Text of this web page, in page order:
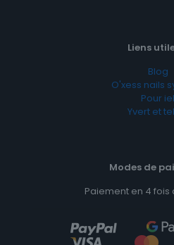
Liens
Blog
O'xess nails
Pour iel
Yvert et
Modes de
Paiement en 4 fois